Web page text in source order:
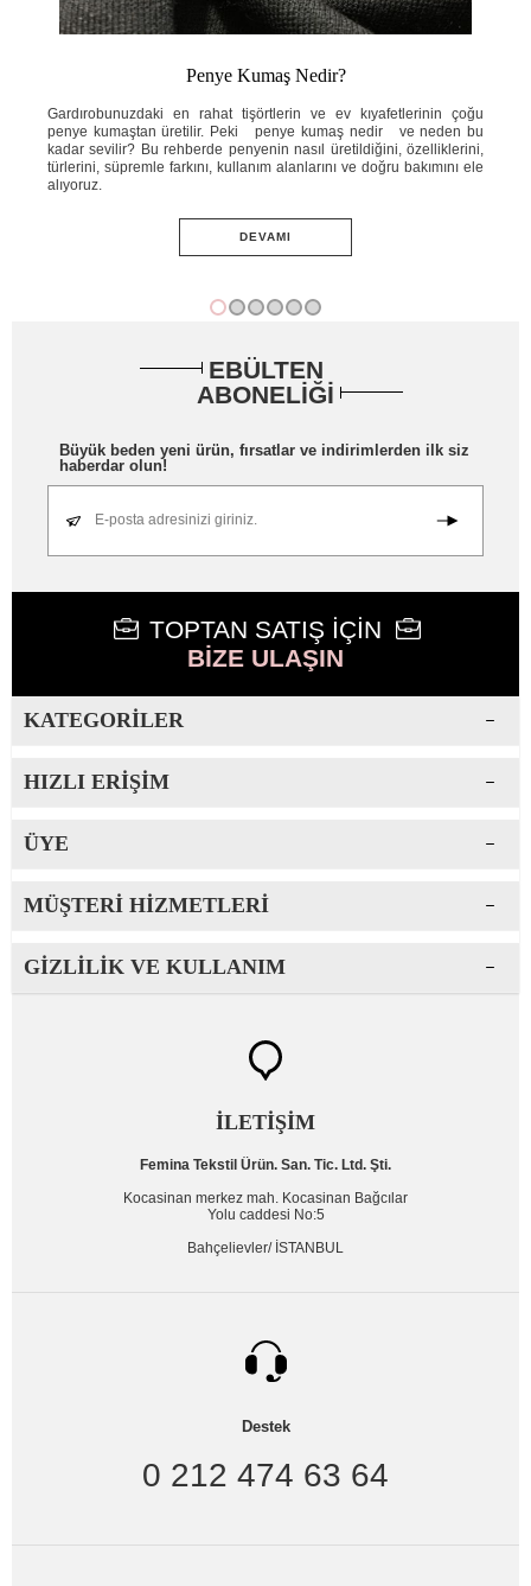
Penye Kumaş Nedir?
Gardırobunuzdaki en rahat tişörtlerin ve ev kıyafetlerinin çoğu
penye kumaştan üretilir. Peki penye kumaş nedir ve neden bu
kadar sevilir? Bu rehberde penyenin nasıl üretildiğini, özelliklerini,
türlerini, süpremle farkını, kullanım alanlarını ve doğru bakımını ele
alıyoruz.
DEVAMI
EBÜLTEN
ABONELİĞİ
Büyük beden yeni ürün, fırsatlar ve indirimlerden ilk siz
haberdar olun!
E-posta adresinizi giriniz.
TOPTAN SATIŞ İÇİN
BİZE ULAŞIN
KATEGORILER
HIZLI ERIŞIM
ÜYE
MÜŞTERI HIZMETLERI
GIZLILIK VE KULLANIM
İLETİŞİM
Femina Tekstil Ürün. San. Tic. Ltd. Şti.
Kocasinan merkez mah. Kocasinan Bağcılar
Yolu caddesi No:5
Bahçelievler/ İSTANBUL
Destek
0 212 474 63 64